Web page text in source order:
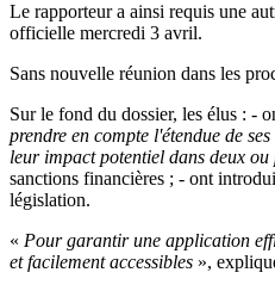
Le rapporteur a ainsi requis une
officielle mercredi 3 avril.
Sans nouvelle réunion dans les
Sur le fond du dossier, les élus : -
prendre en compte l'étendue de
leur impact potentiel dans deux
sanctions financières ; - ont
législation.
« Pour garantir une application
et facilement accessibles »,